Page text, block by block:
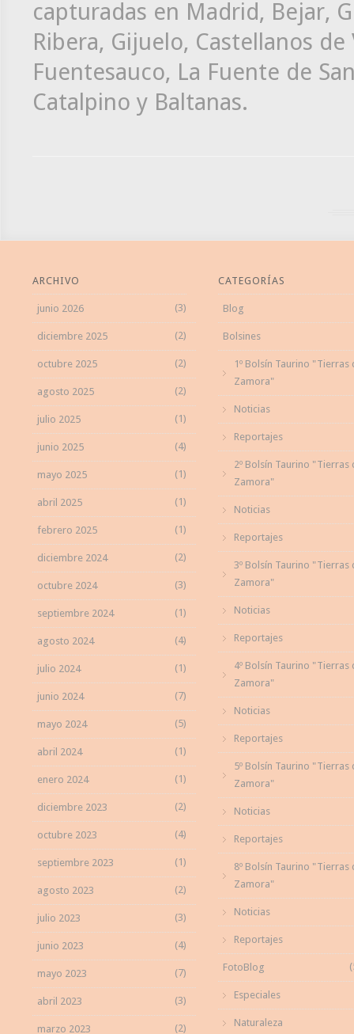
capturadas en Madrid, Bejar,
Ribera, Gijuelo, Castellanos
Fuentesauco, La Fuente de
Catalpino y Baltanas.
ARCHIVO
junio 2026 (3)
diciembre 2025 (2)
octubre 2025 (2)
agosto 2025 (2)
julio 2025 (1)
junio 2025 (4)
mayo 2025 (1)
abril 2025 (1)
febrero 2025 (1)
diciembre 2024 (2)
octubre 2024 (3)
septiembre 2024 (1)
agosto 2024 (4)
julio 2024 (1)
junio 2024 (7)
mayo 2024 (5)
abril 2024 (1)
enero 2024 (1)
diciembre 2023 (2)
octubre 2023 (4)
septiembre 2023 (1)
agosto 2023 (2)
julio 2023 (3)
junio 2023 (4)
mayo 2023 (7)
abril 2023 (3)
marzo 2023 (2)
CATEGORÍAS
Blog
Bolsines
1º Bolsín Taurino "Tierras
Zamora"
Noticias
Reportajes
2º Bolsín Taurino "Tierras
Zamora"
Noticias
Reportajes
3º Bolsín Taurino "Tierras
Zamora"
Noticias
Reportajes
4º Bolsín Taurino "Tierras
Zamora"
Noticias
Reportajes
5º Bolsín Taurino "Tierras
Zamora"
Noticias
Reportajes
8º Bolsín Taurino "Tierras
Zamora"
Noticias
Reportajes
FotoBlog
Especiales
Naturaleza